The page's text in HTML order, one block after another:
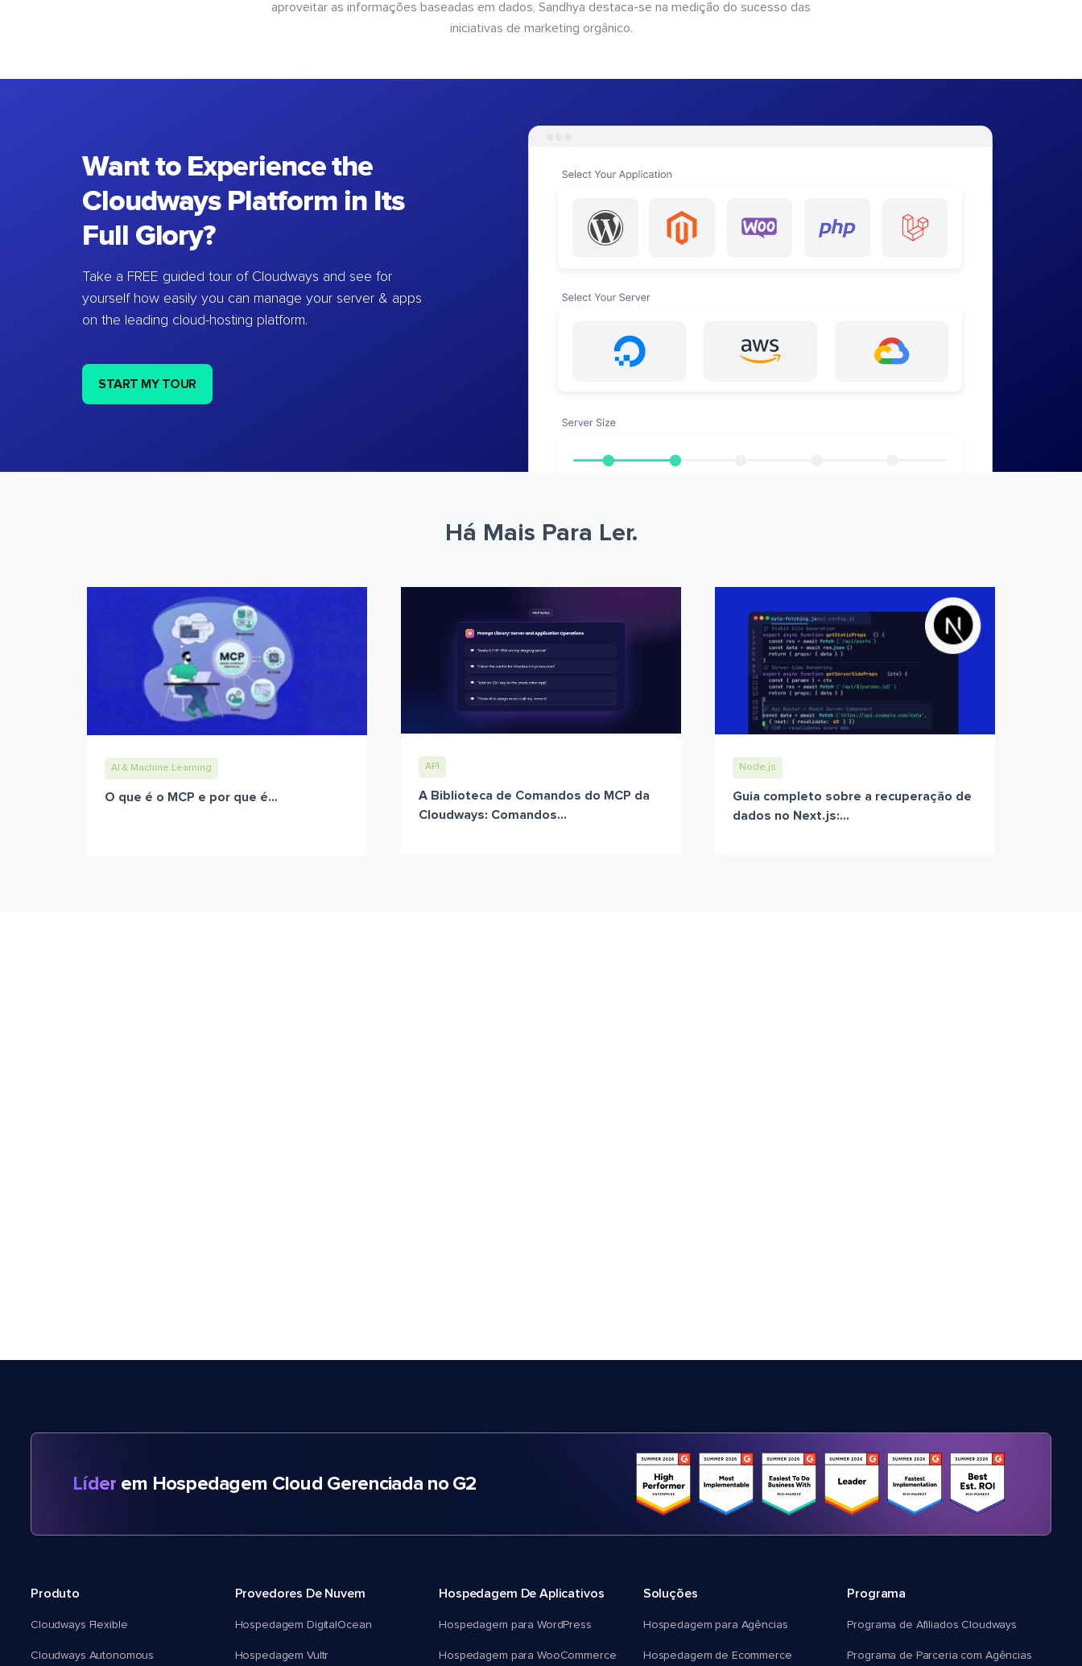
aproveitar as informações baseadas em dados, Sandhya destaca-se na medição do sucesso das
iniciativas de marketing orgânico.
Want to Experience the
Cloudways Platform in Its
Full Glory?
Take a FREE guided tour of Cloudways and see for
yourself how easily you can manage your server & apps
on the leading cloud-hosting platform.
START MY TOUR
Há Mais Para Ler.
AI & Machine Learning
O que é o MCP e por que é...
API
A Biblioteca de Comandos do MCP da
Cloudways: Comandos...
Node.js
Guia completo sobre a recuperação de
dados no Next.js:...
Líder em Hospedagem Cloud Gerenciada no G2
Produto
Cloudways Flexible
Cloudways Autonomous
Provedores De Nuvem
Hospedagem DigitalOcean
Hospedagem Vultr
Hospedagem De Aplicativos
Hospedagem para WordPress
Hospedagem para WooCommerce
Soluções
Hospedagem para Agências
Hospedagem de Ecommerce
Programa
Programa de Afiliados Cloudways
Programa de Parceria com Agências